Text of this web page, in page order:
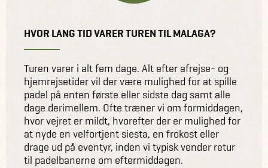
HVOR LANG TID VARER TUREN TIL MALAGA?
Turen varer i alt fem dage. Alt efter afrejse- og
hjemrejsetider vil der være mulighed for at spille
padel på enten første eller sidste dag samt alle
dage derimellem. Ofte træner vi om formiddagen,
hvor vejret er mildt, hvorefter der er mulighed for
at nyde en velfortjent siesta, en frokost eller
drage ud på eventyr, inden vi typisk vender retur
til padelbanerne om eftermiddagen.